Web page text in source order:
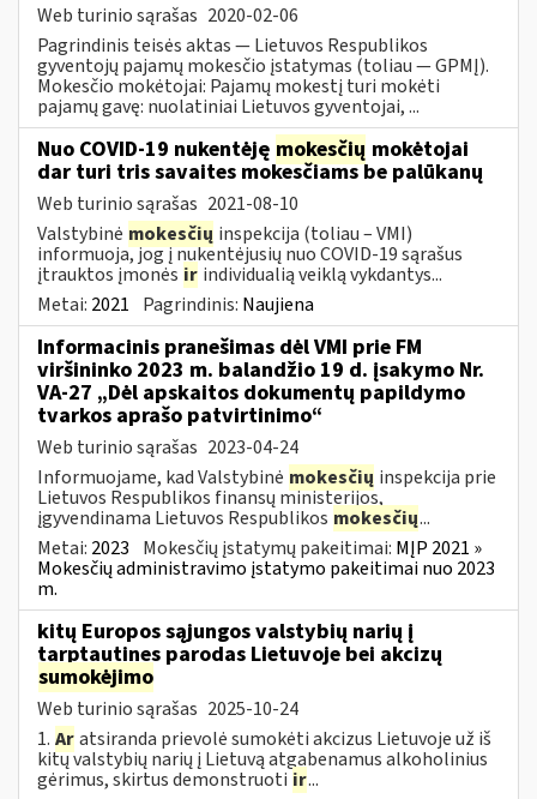
Web turinio sąrašas 2020-02-06
Pagrindinis teisės aktas — Lietuvos Respublikos
gyventojų pajamų mokesčio įstatymas (toliau — GPMĮ).
Mokesčio mokėtojai: Pajamų mokestį turi mokėti
pajamų gavę: nuolatiniai Lietuvos gyventojai, ...
Nuo COVID-19 nukentėję mokesčių mokėtojai
dar turi tris savaites mokesčiams be palūkanų
Web turinio sąrašas 2021-08-10
Valstybinė mokesčių inspekcija (toliau – VMI)
informuoja, jog į nukentėjusių nuo COVID-19 sąrašus
įtrauktos įmonės ir individualią veiklą vykdantys...
Metai: 2021 Pagrindinis: Naujiena
Informacinis pranešimas dėl VMI prie FM
viršininko 2023 m. balandžio 19 d. įsakymo Nr.
VA-27 „Dėl apskaitos dokumentų papildymo
tvarkos aprašo patvirtinimo“
Web turinio sąrašas 2023-04-24
Informuojame, kad Valstybinė mokesčių inspekcija prie
Lietuvos Respublikos finansų ministerijos,
įgyvendinama Lietuvos Respublikos mokesčių...
Metai: 2023 Mokesčių įstatymų pakeitimai: MĮP 2021 »
Mokesčių administravimo įstatymo pakeitimai nuo 2023
m.
kitų Europos sąjungos valstybių narių į
tarptautines parodas Lietuvoje bei akcizų
sumokėjimo
Web turinio sąrašas 2025-10-24
1. Aratsiranda prievolė sumokėti akcizus Lietuvoje už iš
kitų valstybių narių į Lietuvą atgabenamus alkoholinius
gėrimus, skirtus demonstruoti ir...